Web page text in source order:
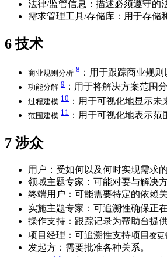
法律/监管信息：描述必须遵守的
需求管理工具/存储库：用于存储
6技术
商业规则分析 8 ：用于跟踪商业规
功能分解 9 ：用于将解决方案范围
过程建模 10 ：用于可视化地显示
范围建模 11 ：用于可视化地表示范
7 涉众
用户：受如何以及何时实现需求
领域主题专家：可能对要与解决
终端用户：可能需要特定的依赖
实施主题专家：可追溯性确保正
操作支持：跟踪记录为帮助台提
项目经理：可追溯性支持项目 变更
发起方：需要批准各种关系。